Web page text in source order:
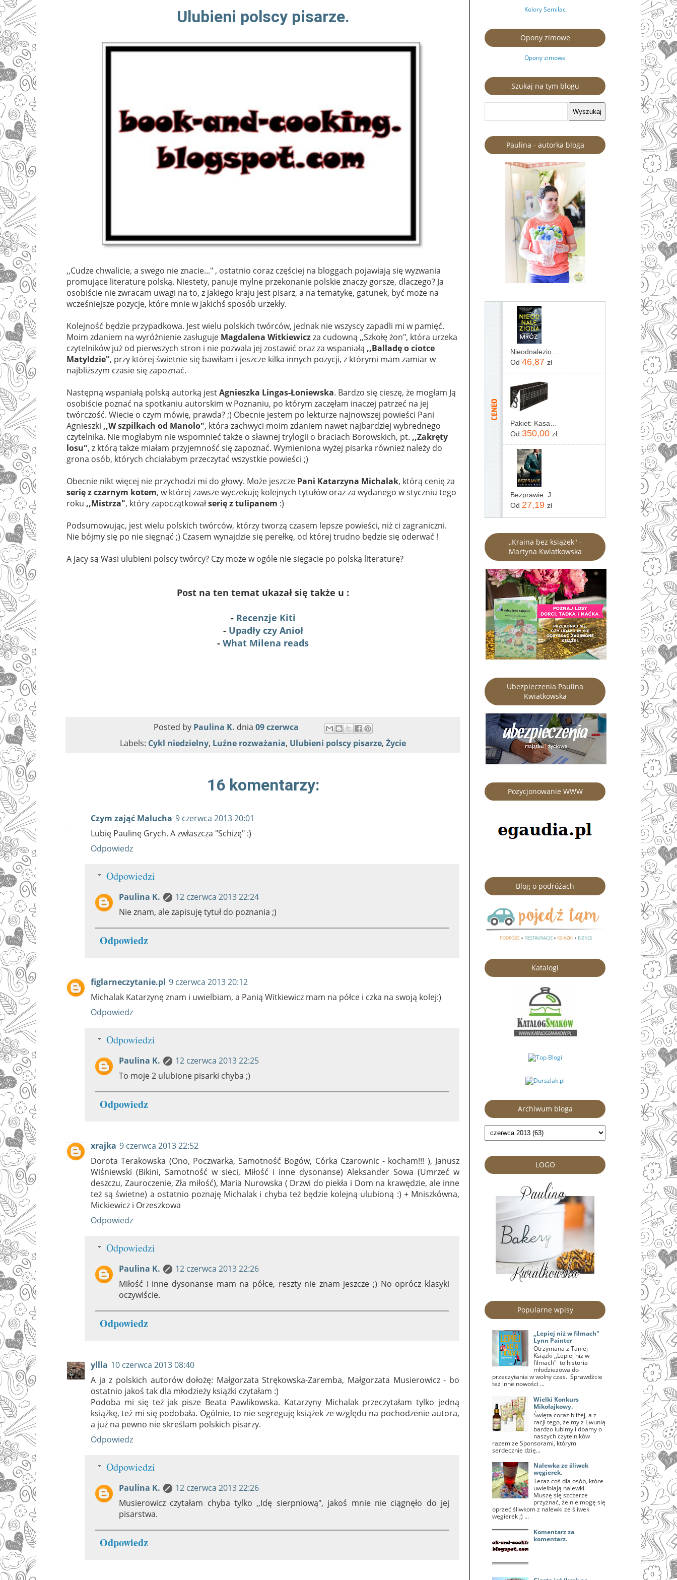
Ulubieni polscy pisarze.
,,Cudze chwalicie, a swego nie znacie..." , ostatnio coraz częściej na bloggach pojawiają się wyzwania
promujące literaturę polską. Niestety, panuje mylne przekonanie polskie znaczy gorsze, dlaczego? Ja
osobiście nie zwracam uwagi na to, z jakiego kraju jest pisarz, a na tematykę, gatunek, być może na
wcześniejsze pozycje, które mnie w jakichś sposób urzekły.
Kolejność będzie przypadkowa. Jest wielu polskich twórców, jednak nie wszyscy zapadli mi w pamięć.
Moim zdaniem na wyróżnienie zasługuje Magdalena Witkiewiczza cudowną ,,Szkołę żon", która urzeka
czytelników już od pierwszych stron i nie pozwala jej zostawić oraz za wspaniałą ,,Balladę o ciotce
Matyldzie", przy której świetnie się bawiłam i jeszcze kilka innych pozycji, z którymi mam zamiar w
najbliższym czasie się zapoznać.
Następną wspaniałą polską autorką jestAgnieszka Lingas-Łoniewska. Bardzo się cieszę, że mogłam Ją
osobiście poznać na spotkaniu autorskim w Poznaniu, po którym zaczęłam inaczej patrzeć na jej
twórczość. Wiecie o czym mówię, prawda? ;) Obecnie jestem po lekturze najnowszej powieści Pani
Agnieszki ,,W szpilkach od Manolo", która zachwyci moim zdaniem nawet najbardziej wybrednego
czytelnika. Nie mogłabym nie wspomnieć także o sławnej trylogii o braciach Borowskich, pt. ,,Zakręty
losu", z którą także miałam przyjemność się zapoznać. Wymieniona wyżej pisarka również należy do
grona osób, których chciałabym przeczytać wszystkie powieści ;)
Obecnie nikt więcej nie przychodzi mi do głowy. Może jeszcze Pani Katarzyna Michalak, którą cenię za
serię z czarnym kotem, w której zawsze wyczekuję kolejnych tytułów oraz za wydanego w styczniu tego
roku ,,Mistrza", który zapoczątkowałserię z tulipanem :)
Podsumowując, jest wielu polskich twórców, którzy tworzą czasem lepsze powieści, niż ci zagraniczni.
Nie bójmy się po nie sięgnąć ;) Czasem wynajdzie się perełkę, od której trudno będzie się oderwać !
A jacy są Wasi ulubieni polscy twórcy? Czy może w ogóle nie sięgacie po polską literaturę?
Post na ten temat ukazał się także u :
- Recenzje Kiti
- Upadły czy Anioł
- What Milena reads
Posted by Paulina K. dnia 09 czerwca
Labels: Cykl niedzielny, Luźne rozważania, Ulubieni polscy pisarze, Życie
16 komentarzy:
Czym zająć Malucha 9 czerwca 2013 20:01
Lubię Paulinę Grych. A zwłaszcza "Schizę" :)
Odpowiedz
Odpowiedzi
Paulina K.
12 czerwca 2013 22:24
Nie znam, ale zapisuję tytuł do poznania ;)
Odpowiedz
figlarneczytanie.pl 9 czerwca 2013 20:12
Michalak Katarzynę znam i uwielbiam, a Panią Witkiewicz mam na półce i czka na swoją kolej:)
Odpowiedz
Odpowiedzi
Paulina K.
12 czerwca 2013 22:25
To moje 2 ulubione pisarki chyba ;)
Odpowiedz
xrajka 9 czerwca 2013 22:52
Dorota Terakowska (Ono, Poczwarka, Samotność Bogów, Córka Czarownic - kocham!!! ), Janusz
Wiśniewski (Bikini, Samotność w sieci, Miłość i inne dysonanse) Aleksander Sowa (Umrzeć w
deszczu, Zauroczenie, Zła miłość), Maria Nurowska ( Drzwi do piekła i Dom na krawędzie, ale inne
też są świetne) a ostatnio poznaję Michalak i chyba też będzie kolejną ulubioną :) + Mniszkówna,
Mickiewicz i Orzeszkowa
Odpowiedz
Odpowiedzi
Paulina K.
12 czerwca 2013 22:26
Miłość i inne dysonanse mam na półce, reszty nie znam jeszcze ;) No oprócz klasyki
oczywiście.
Odpowiedz
yllla 10 czerwca 2013 08:40
A ja z polskich autorów dołożę: Małgorzata Strękowska-Zaremba, Małgorzata Musierowicz - bo
ostatnio jakoś tak dla młodzieży książki czytałam :)
Podoba mi się też jak pisze Beata Pawlikowska. Katarzyny Michalak przeczytałam tylko jedną
książkę, też mi się podobała. Ogólnie, to nie segreguję książek ze względu na pochodzenie autora,
a już na pewno nie skreślam polskich pisarzy.
Odpowiedz
Odpowiedzi
Paulina K.
12 czerwca 2013 22:26
Musierowicz czytałam chyba tylko ,,Idę sierpniową", jakoś mnie nie ciągnęło do jej
pisarstwa.
Odpowiedz
Kolory Semilac
Opony zimowe
Opony zimowe
Szukaj na tym blogu
Paulina - autorka bloga
Od 46,87 zł
Od 350,00 zł
Od 27,19 zł
,,Kraina bez książek" -
Martyna Kwiatkowska
Ubezpieczenia Paulina
Kwiatkowska
Pozycjonowanie WWW
Blog o podróżach
Katalogi
Archiwum bloga
LOGO
Popularne wpisy
,,Lepiej niż w filmach"
Lynn Painter
Otrzymana z Taniej
Książki ,,Lepiej niż w
filmach" to historia
młodzieżowa do
przeczytania w wolny czas. Sprawdźcie
też inne nowości ...
Wielki Konkurs
Mikołajkowy.
Święta coraz bliżej, a z
racji tego, że my z Ewunią
bardzo lubimy i dbamy o
naszych czytelników
razem ze Sponsorami, którym
serdecznie dzię...
Nalewka ze śliwek
węgierek.
Teraz coś dla osób, które
uwielbiają nalewki.
Muszę się szczerze
przyznać, że nie mogę się
oprzeć śliwkom z nalewki ze śliwek
węgierek ;) ...
Komentarz za
komentarz.